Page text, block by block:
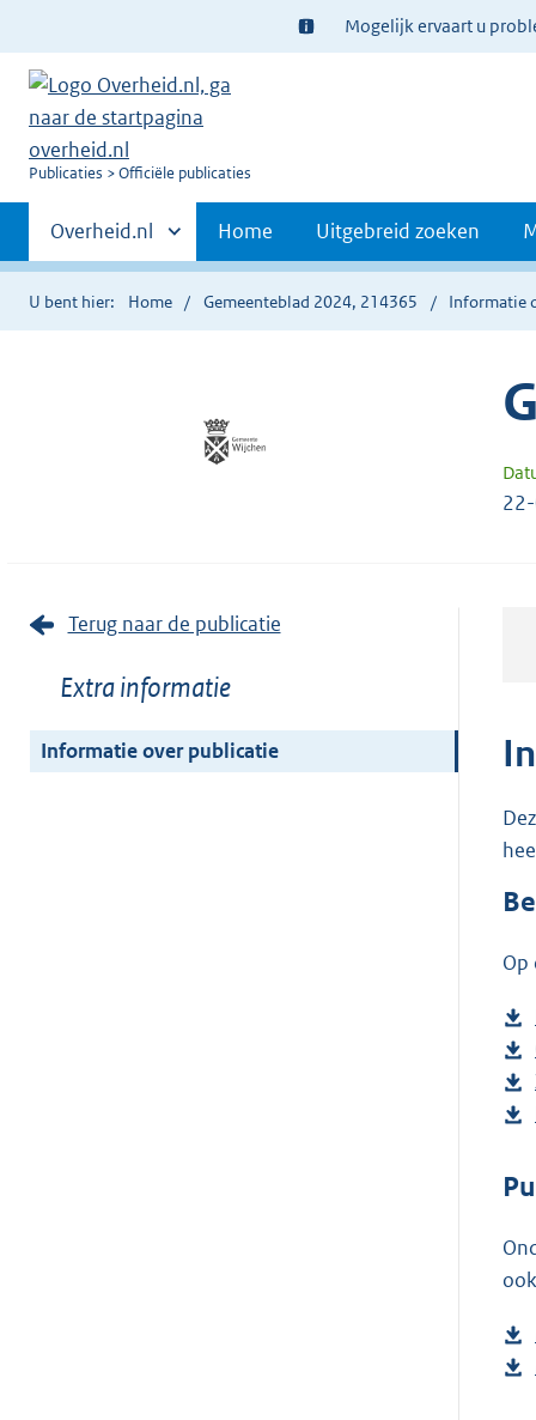
Ter
informatie:
Mogelijk ervaart u
U
Publicaties Officiële publicaties
Primaire
navigatie
Andere
sites
binnen
Overheid.nl Home Uitgebreid zoeken
U bent hier: Home Gemeenteblad 2024, 214365 Informatie
Terug naar de publicatie
Toon
van:
Extra informatie
Informatie over publicatie
Op